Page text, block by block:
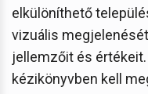
elkülöníthető
vizuális
jellemzőit és
kézikönyvben kell